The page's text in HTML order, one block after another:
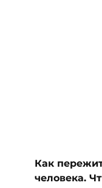
Как
человека.